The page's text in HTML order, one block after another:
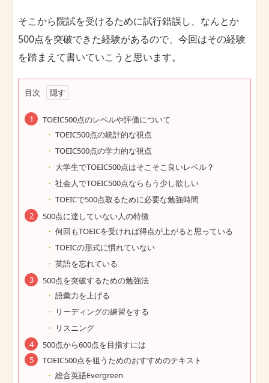
そこから院試を受けるために試行錯誤し、なんとか
500点を突破できた経験があるので、今回はその経験
を踏まえて書いていこうと思います。
目次
TOEIC500点のレベルや評価について
TOEIC500点の統計的な視点
TOEIC500点の学力的な視点
大学生でTOEIC500点はそこそこ良いレベル？
社会人でTOEIC500点ならもう少し欲しい
TOEICで500点取るために必要な勉強時間
500点に達していない人の特徴
何回もTOEICを受ければ得点が上がると思っている
TOEICの形式に慣れていない
英語を忘れている
500点を突破するための勉強法
語彙力を上げる
リーディングの練習をする
リスニング
500点から600点を目指すには
TOEIC500点を狙うためのおすすめのテキスト
総合英語Evergreen